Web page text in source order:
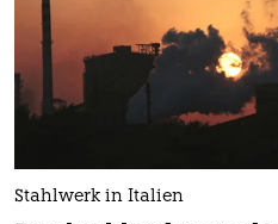
Stahlwerk in Italien